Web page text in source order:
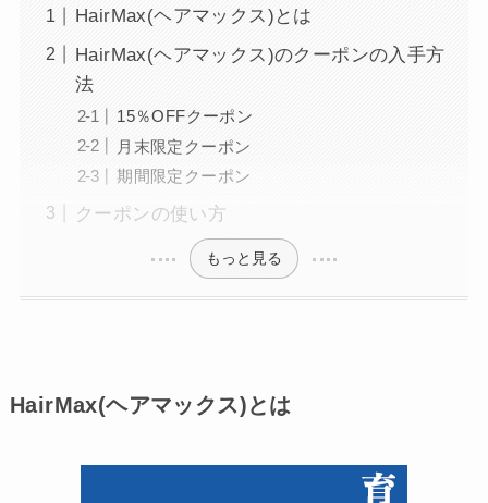
HairMax(ヘアマックス)とは
HairMax(ヘアマックス)のクーポンの入手方
法
15％OFFクーポン
月末限定クーポン
期間限定クーポン
クーポンの使い方
もっと見る
HairMax(ヘアマックス)とは